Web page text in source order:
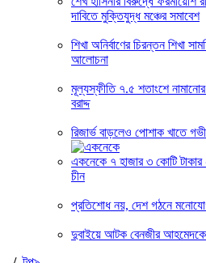
দাবিতে মুক্তিযুদ্ধ মঞ্চের সমাবেশ
শিখা অনির্বাণের চিরন্তন শিখা
আলোচনা
মূল্যস্ফীতি ৭.৫ শতাংশে
বরাদ্দ
রিজার্ভ বাড়লেও পোশাক খাতে
একনেকে ৭ হাজার ৩ কোটি
চীন
প্রতিশোধ নয়, দেশ গঠনে
দুবাইয়ে আটক বেনজীর